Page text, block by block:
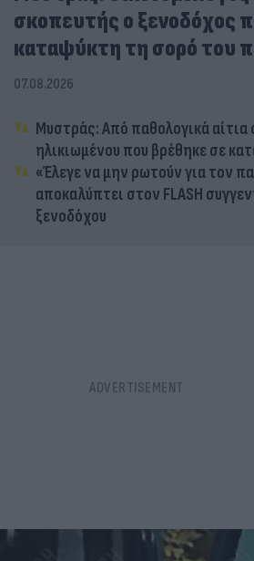
σκοπευτής ο ξενοδόχος
καταψύκτη τη σορό του
07.08.2026
Μυστράς: Από παθολογικά αίτια
ηλικιωμένου που βρέθηκε σε
«Έλεγε να μην ρωτούν για τον
αποκαλύπτει στον FLASH
ξενοδόχου